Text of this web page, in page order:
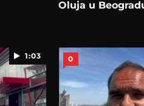
Oluja u
1:03 0